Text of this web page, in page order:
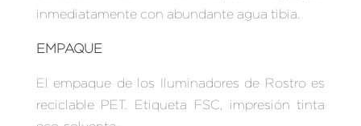
inmediatamente con abundante agua tibia.
EMPAQUE
El empaque de los Iluminadores de Rostro es
reciclable PET. Etiqueta FSC, impresión tinta